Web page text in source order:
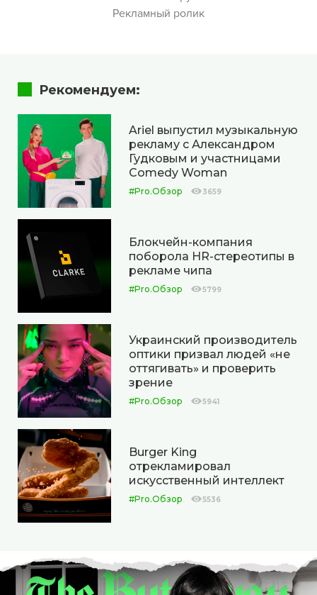
Рекламный ролик
Рекомендуем:
Ariel выпустил музыкальную
рекламу с Александром
Гудковым и участницами
Comedy Woman
#Pro.Обзор 3659
Блокчейн-компания
поборола HR-стереотипы в
рекламе чипа
#Pro.Обзор 5799
Украинский производитель
оптики призвал людей «не
оттягивать» и проверить
зрение
#Pro.Обзор 5941
Burger King
отрекламировал
искусственный интеллект
#Pro.Обзор 5536